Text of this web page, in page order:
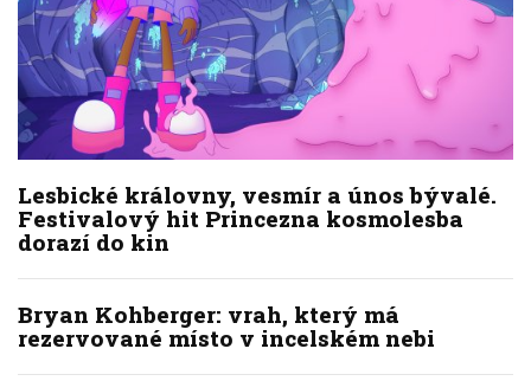
Lesbické královny, vesmír a únos bývalé.
Festivalový hit Princezna kosmolesba
dorazí do kin
Bryan Kohberger: vrah, který má
rezervované místo v incelském nebi